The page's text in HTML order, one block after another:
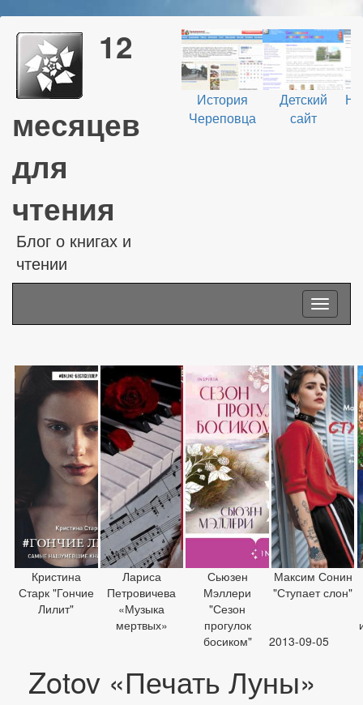
12
месяцев
для
чтения
Блог о книгах и
чтении
История
Череповца
Детский
сайт
Toggle
Кристина
Старк "Гончие
Лилит"
Лариса
Петровичева
«Музыка
мертвых»
Сьюзен
Мэллери
"Сезон
прогулок
босиком"
Максим Сонин
"Ступает слон"
2013-09-05
Zotov «Печать Луны»